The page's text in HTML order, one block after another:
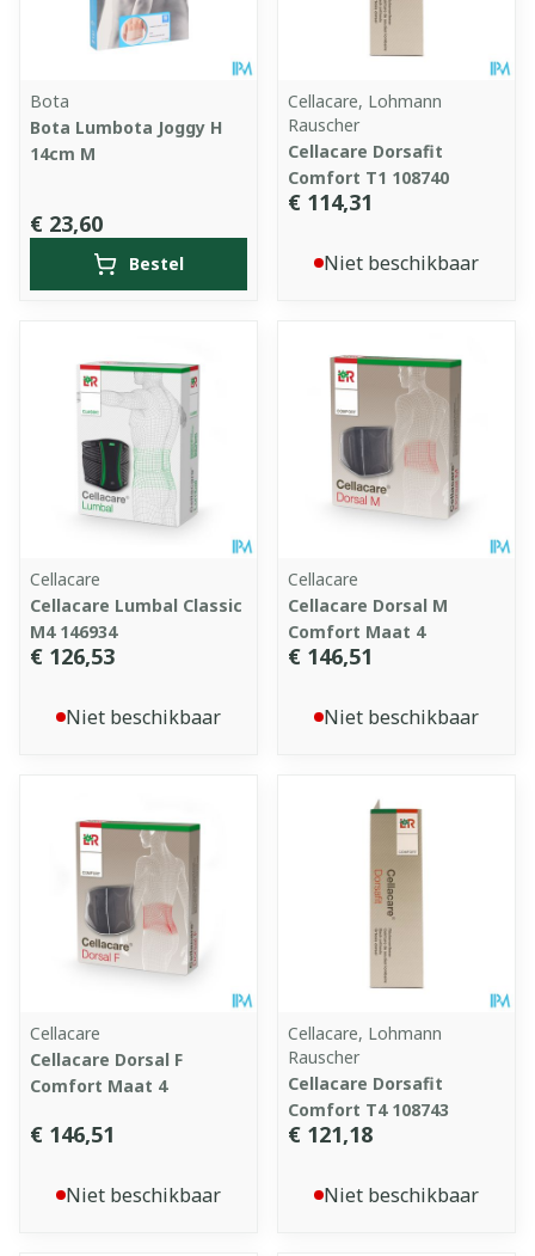
Bota
Bota Lumbota Joggy H
14cm M
€ 23,60
Bestel
Cellacare, Lohmann
Rauscher
Cellacare Dorsafit
Comfort T1 108740
€ 114,31
Niet beschikbaar
Cellacare
Cellacare Lumbal Classic
M4 146934
€ 126,53
Niet beschikbaar
Cellacare
Cellacare Dorsal M
Comfort Maat 4
€ 146,51
Niet beschikbaar
Cellacare
Cellacare Dorsal F
Comfort Maat 4
€ 146,51
Niet beschikbaar
Cellacare, Lohmann
Rauscher
Cellacare Dorsafit
Comfort T4 108743
€ 121,18
Niet beschikbaar